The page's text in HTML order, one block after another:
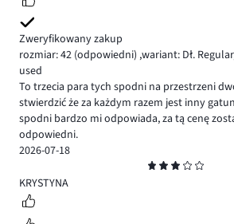
Zweryfikowany zakup
rozmiar: 42 (odpowiedni) ,wariant: Dł.
used
To trzecia para tych spodni na przestrzeni
stwierdzić że za każdym razem jest inny
spodni bardzo mi odpowiada, za tą cenę
odpowiedni.
2026-07-18
3
KRYSTYNA